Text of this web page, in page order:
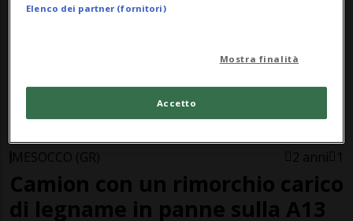
MESOCCO (GR) 2 anni 1
Camion con un rimorchio carico
di legname in panne sulla A13
Elenco dei partner (fornitori)
Mostra finalità
Accetto